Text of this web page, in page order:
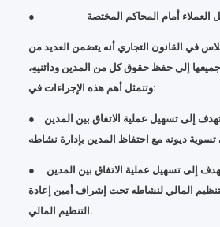
في القانون التجاري أنه يتضمن العديد من
إلى حفظ حقوق كل من المدين ودائنيهِ،
وتتمثل أهم هذه الإجراءات في:
● التسوية الوقائية، وتهدف إلى تسهيل عملية الاتفاق بين المدين
● إعادة التنظيم المالي، ويهدف إلى تسهيل عملية الاتفاق بين المدين
المالي لنشاطه تحت إشراف أمين إعادة
التنظيم المالي.